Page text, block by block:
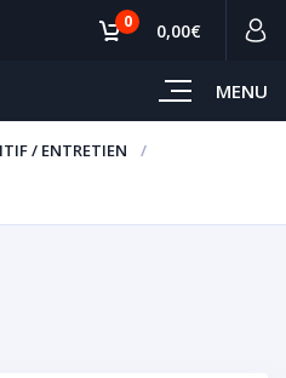
MENU
0 0,00€
/ ENTRETIEN